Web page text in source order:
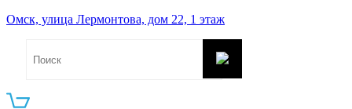
Омск, улица Лермонтова, дом 22, 1 этаж